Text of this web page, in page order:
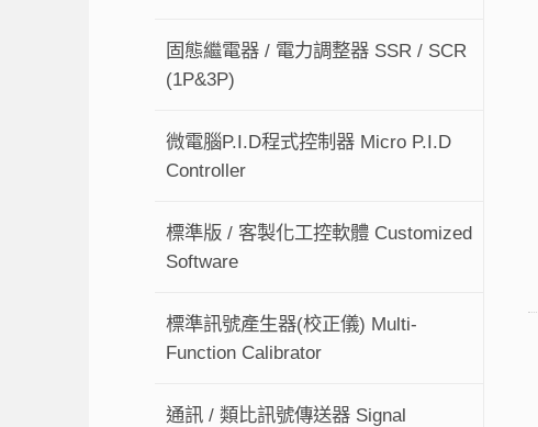
固態繼電器 / 電力調整器 SSR / SCR
(1P&3P)
微電腦P.I.D程式控制器 Micro P.I.D
Controller
標準版 / 客製化工控軟體 Customized
Software
標準訊號產生器(校正儀) Multi-
Function Calibrator
通訊 / 類比訊號傳送器 Signal